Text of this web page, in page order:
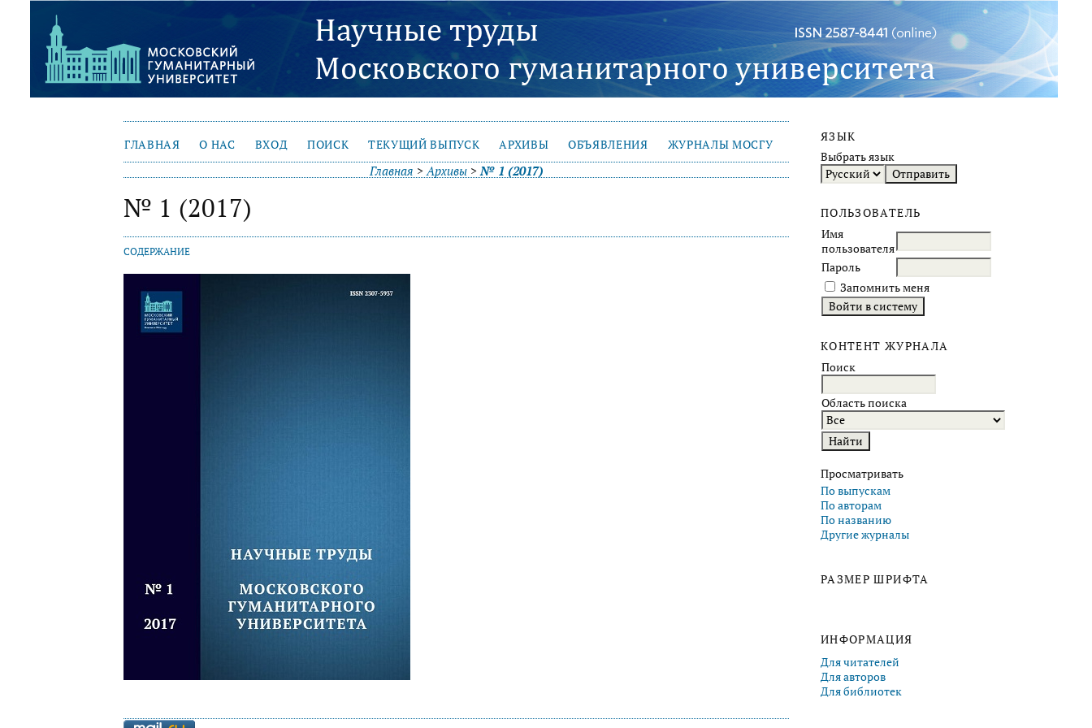
ЯЗЫК
Выбрать язык
ПОЛЬЗОВАТЕЛЬ
Имя
пользователя
Пароль
Запомнить меня
КОНТЕНТ ЖУРНАЛА
Поиск
Область поиска
Просматривать
По выпускам
По авторам
По названию
Другие журналы
РАЗМЕР ШРИФТА
ИНФОРМАЦИЯ
Для читателей
Для авторов
Для библиотек
ГЛАВНАЯ О НАС ВХОД ПОИСК ТЕКУЩИЙ ВЫПУСК АРХИВЫ ОБЪЯВЛЕНИЯ ЖУРНАЛЫ МОСГУ
Главная >Архивы>№ 1 (2017)
№ 1 (2017)
СОДЕРЖАНИЕ